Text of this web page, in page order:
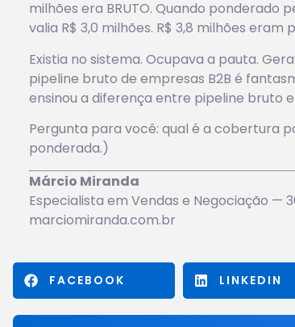
milhões era BRUTO. Quando
valia R$ 3,0 milhões. R$ 3,8 milhões eram
Existia no sistema. Ocupava a pauta.
pipeline bruto de empresas B2B é
ensinou a diferença entre pipeline bruto
Pergunta para você: qual é a cobertura
ponderada.)
Márcio Miranda
Especialista em Vendas e Negociação —
marciomiranda.com.br
FACEBOOK LINKEDIN